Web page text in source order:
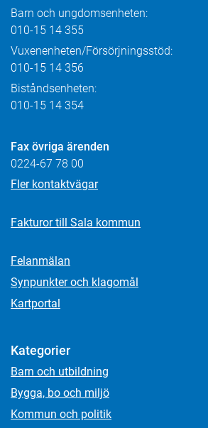
Barn och ungdomsenheten:
010-15 14 355
Vuxenenheten/Försörjningsstöd:
010-15 14 356
Biståndsenheten:
010-15 14 354
Fax övriga ärenden
0224-67 78 00
Fler kontaktvägar
Fakturor till Sala kommun
Felanmälan
Synpunkter och klagomål
Kartportal
Kategorier
Barn och utbildning
Bygga, bo och miljö
Kommun och politik